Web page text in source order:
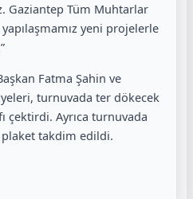
Gaziantep Tüm Muhtarlar
yeni projelerle
Fatma Şahin ve
turnuvada ter dökecek
çektirdi. Ayrıca turnuvada
takdim edildi.